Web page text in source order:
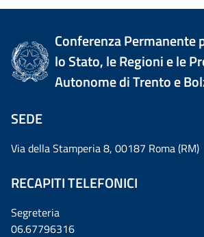
Conferenza Permanente
lo Stato, le Regioni e le
Autonome di Trento e
SEDE
Via della Stamperia 8, 00187 Roma (RM)
RECAPITI TELEFONICI
Segreteria
06.67796316